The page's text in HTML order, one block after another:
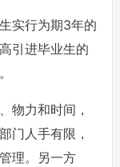
实行为期3年的
引进毕业生的
物力和时间，
门人手有限，
理。另一方